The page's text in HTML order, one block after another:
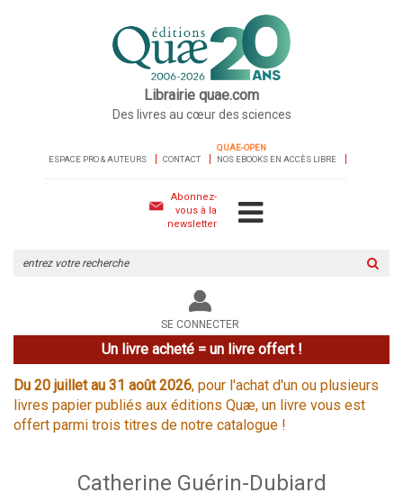
Librairie quae.com
Des livres au cœur des sciences
ESPACE PRO & AUTEURS CONTACT
QUAE-OPEN
NOS EBOOKS EN ACCÈS LIBRE
Abonnez-
vous à la
newsletter
le
site
SE CONNECTER
Un livre acheté = un livre offert !
Du 20 juillet au 31 août 2026, pour l'achat d'un ou plusieurs
livres papier publiés aux éditions Quæ, un livre vous est
offert parmi trois titres de notre catalogue !
Catherine Guérin-Dubiard